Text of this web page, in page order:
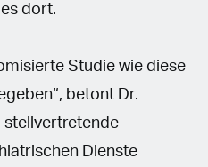
dort.
Studie wie diese
betont Dr.
stellvertretende
Dienste